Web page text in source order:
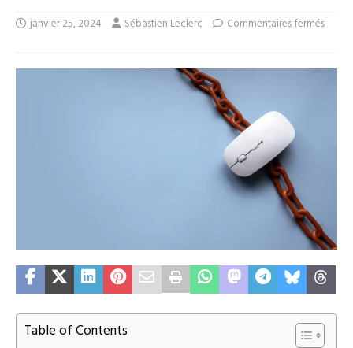
janvier 25, 2024 Sébastien Leclerc Commentaires fermés
Table of Contents